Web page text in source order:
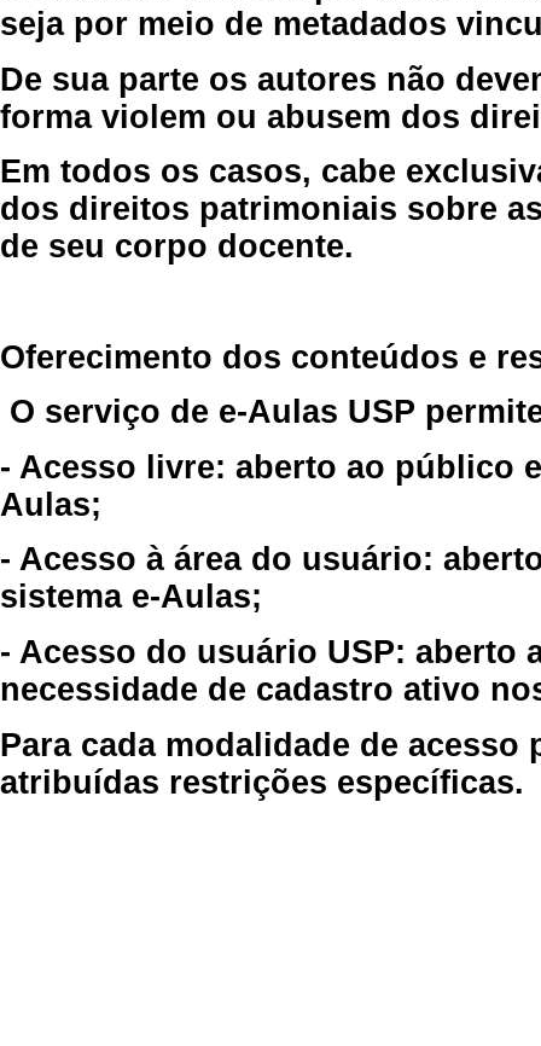
seja por meio de metadados
De sua parte os autores não
forma violem ou abusem dos
Em todos os casos, cabe
dos direitos patrimoniais sobre
de seu corpo docente.
Oferecimento dos conteúdos e
O serviço de e-Aulas USP
- Acesso livre: aberto ao público
Aulas;
- Acesso à área do usuário:
sistema e-Aulas;
- Acesso do usuário USP: aberto
necessidade de cadastro ativo
Para cada modalidade de
atribuídas restrições específicas.